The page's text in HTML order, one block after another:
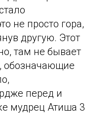
не просто гора,
другую. Этот
там не бывает
обозначающие
перед и
мудрец Атиша 3